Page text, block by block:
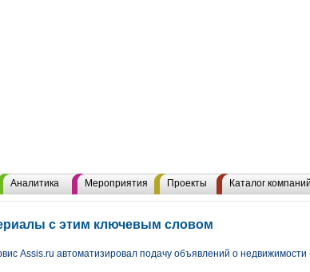
Аналитика Мероприятия Проекты Каталог компаний
с этим ключевым словом
Assis.ru автоматизировал подачу объявлений о недвижимости